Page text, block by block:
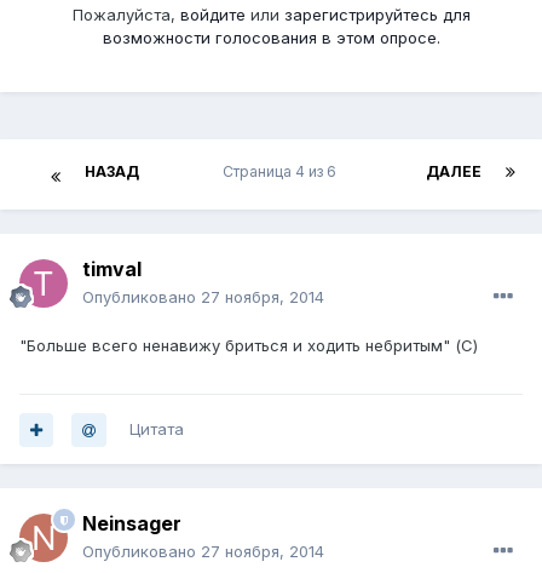
Пожалуйста, войдите или зарегистрируйтесь для
возможности голосования в этом опросе.
НАЗАД ДАЛЕЕ
Страница 4 из 6
timval
Опубликовано 27 ноября, 2014
"Больше всего ненавижу бриться и ходить небритым" (С)
Цитата
Neinsager
Опубликовано 27 ноября, 2014